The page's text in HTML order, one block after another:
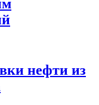
нефти из